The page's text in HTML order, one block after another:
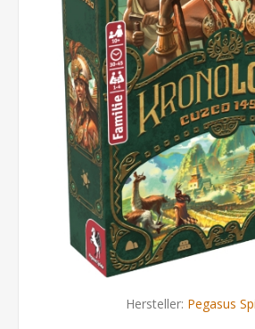
Hersteller: Pegasus